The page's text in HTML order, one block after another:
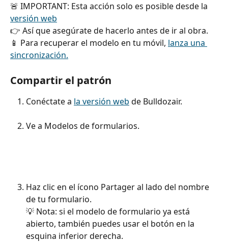
🚨 IMPORTANT: Esta acción solo es posible desde la
versión web
👉 Así que asegúrate de hacerlo antes de ir al obra.
📱 Para recuperar el modelo en tu móvil, lanza una
sincronización.
Compartir el patrón
Conéctate a la versión web de Bulldozair.
Ve a Modelos de formularios.
Haz clic en el ícono Partager al lado del nombre
de tu formulario.
💡 Nota: si el modelo de formulario ya está
abierto, también puedes usar el botón en la
esquina inferior derecha.